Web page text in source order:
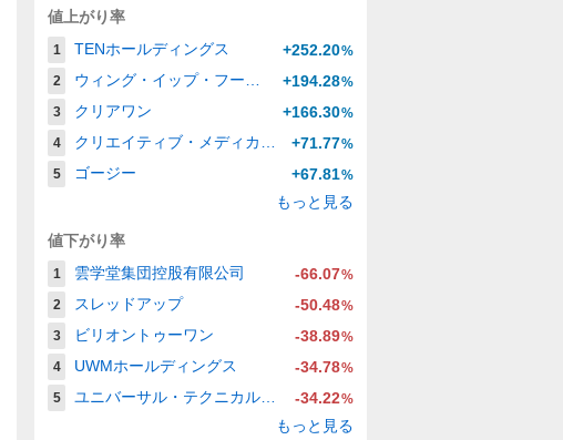
値上がり率
1 TENホールディングス +252.20%
2
ウィング・イップ・フード・ホールディングス・グループ +194.28%
3
クリアワン +166.30%
4
クリエイティブ・メディカル・テクノロジー・ホールディングス +71.77%
5
ゴージー +67.81%
もっと見る
値下がり率
1 雲学堂集団控股有限公司 -66.07%
2
スレッドアップ -50.48%
3
ビリオントゥーワン -38.89%
4
UWMホールディングス -34.78%
5
ユニバーサル・テクニカル・インスティチュート -34.22%
もっと見る